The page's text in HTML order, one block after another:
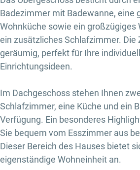
Badezimmer mit Badewanne, eine
Wohnküche sowie ein großzügiges
ein zusätzliches Schlafzimmer. Die
geräumig, perfekt für Ihre
Einrichtungsideen.
Im Dachgeschoss stehen Ihnen
Schlafzimmer, eine Küche und ein
Verfügung. Ein besonderes
Sie bequem vom Esszimmer aus
Dieser Bereich des Hauses bietet
eigenständige Wohneinheit an.